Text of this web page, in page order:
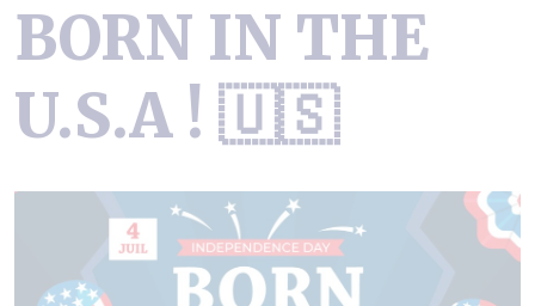
BORN IN THE
U.S.A ! 🇺🇸